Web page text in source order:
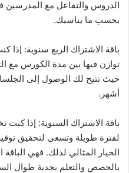
الدروس والتفاعل مع
بحسب ما يناسبك.
باقة الاشتراك الربع سنوية:
أشهر.
باقة الاشتراك السنوية: إذا
لفترة طويلة وتسعى لتحقيق
الخيار المثالي لذلك. فهي الباقة
بالحصص والتعلم بجدية طوال